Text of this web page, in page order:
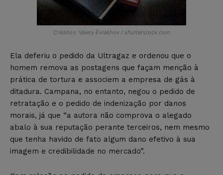
Créditos: Valery Evlakhov / shutterstock.com
Ela deferiu o pedido da Ultragaz e ordenou que o
homem remova as postagens que façam menção à
prática de tortura e associem a empresa de gás à
ditadura. Campana, no entanto, negou o pedido de
retratação e o pedido de indenização por danos
morais, já que “a autora não comprova o alegado
abalo à sua reputação perante terceiros, nem mesmo
que tenha havido de fato algum dano efetivo à sua
imagem e credibilidade no mercado”.